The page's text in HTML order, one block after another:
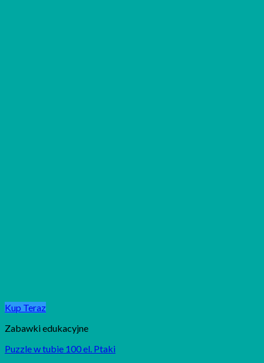
Kup Teraz
Zabawki edukacyjne
Puzzle w tubie 100 el. Ptaki